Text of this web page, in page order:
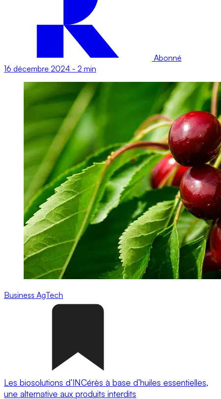
Abonné
16 décembre 2024 - 2 min
Business AgTech
Les biosolutions d’INCérès à base d’huiles essentielles,
une alternative aux produits interdits